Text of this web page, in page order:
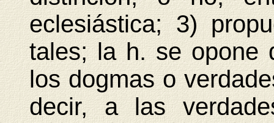
eclesiástica; 3)
tales; la h. se opone
los dogmas o
decir, a las